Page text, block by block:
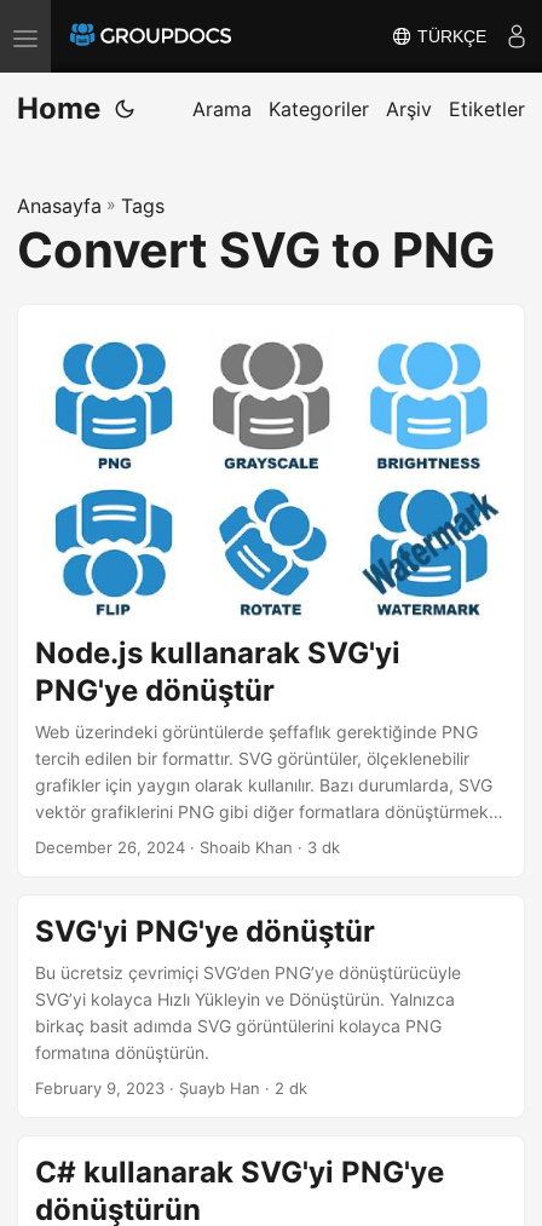
T
o
g
e
n
TÜRKÇE
Home Arama Kategoriler Arşiv Etiketler
Anasayfa » Tags
Convert SVG to PNG
Node.js kullanarak SVG'yi
PNG'ye dönüştür
Web üzerindeki görüntülerde şeffaflık gerektiğinde PNG
tercih edilen bir formattır. SVG görüntüler, ölçeklenebilir
grafikler için yaygın olarak kullanılır. Bazı durumlarda, SVG
vektör grafiklerini PNG gibi diğer formatlara dönüştürmek
gerekebilir. Bu yazıda, Node.js kullanarak SVG vektör
December 26, 2024 · Shoaib Khan · 3 dk
SVG'yi PNG'ye dönüştür
Bu ücretsiz çevrimiçi SVG’den PNG’ye dönüştürücüyle
SVG’yi kolayca Hızlı Yükleyin ve Dönüştürün. Yalnızca
birkaç basit adımda SVG görüntülerini kolayca PNG
formatına dönüştürün.
February 9, 2023 · Şuayb Han · 2 dk
C# kullanarak SVG'yi PNG'ye
dönüştürün